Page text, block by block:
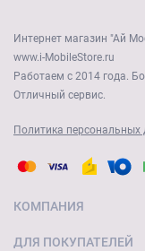
Интернет магазин "Ай
www.i-MobileStore.ru
Работаем с 2014 года.
Отличный сервис.
Политика персональных
КОМПАНИЯ
ДЛЯ ПОКУПАТЕЛЕЙ